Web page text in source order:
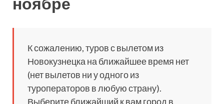
К сожалению, туров с вылетом из
Новокузнецка на ближайшее время нет
(нет вылетов ни у одного из
туроператоров в любую страну).
Выберите ближайший к вам город в